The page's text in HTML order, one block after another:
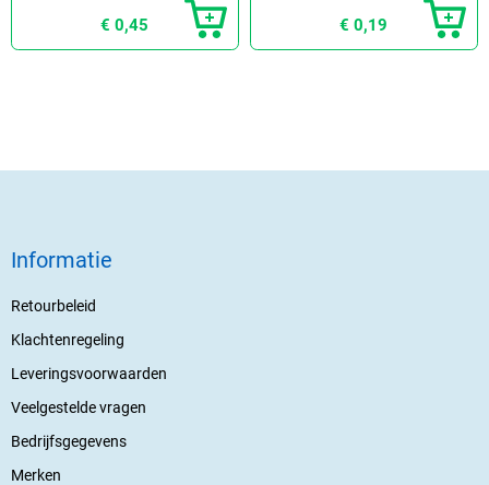
€ 0,45
€ 0,19
Informatie
Retourbeleid
Klachtenregeling
Leveringsvoorwaarden
Veelgestelde vragen
Bedrijfsgegevens
Merken